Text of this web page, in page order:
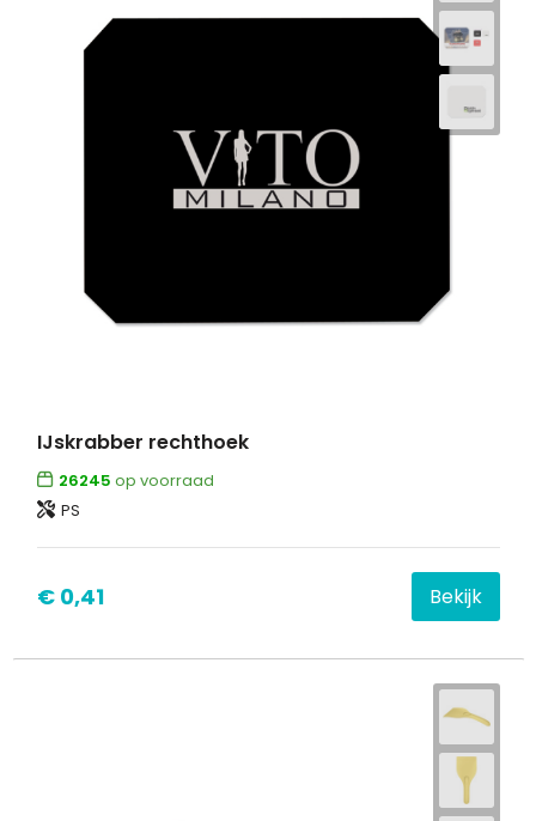
IJskrabber rechthoek
26245 op voorraad
PS
€ 0,41 Bekijk